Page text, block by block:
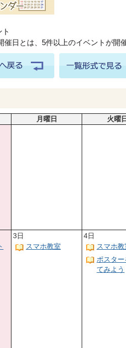
催日とは、5件以上のイベントが開
月曜日 火曜日
3日
スマホ教室
4日
スマホ教
ポスタ
てみよう